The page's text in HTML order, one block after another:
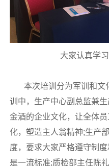
大家认真学
本次培训分为军训和文
训中，生产中心副总监兼
金酒的企业文化，让全体
化，塑造主人翁精神;生产
度，要求大家严格遵守制
是一流标准;质检部主任陈